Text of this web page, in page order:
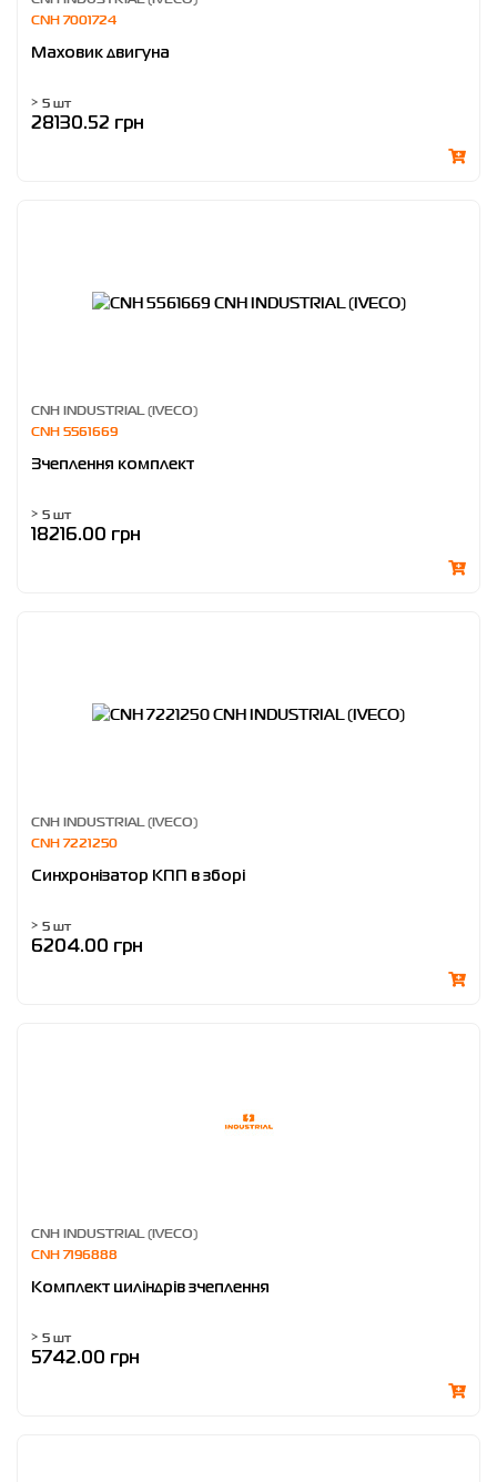
CNH 7001724
Маховик двигуна
> 5 шт
28130.52 грн
CNH INDUSTRIAL (IVECO)
CNH 5561669
Зчеплення комплект
> 5 шт
18216.00 грн
CNH INDUSTRIAL (IVECO)
CNH 7221250
Синхронізатор КПП в зборі
> 5 шт
6204.00 грн
CNH INDUSTRIAL (IVECO)
CNH 7196888
Комплект циліндрів зчеплення
> 5 шт
5742.00 грн